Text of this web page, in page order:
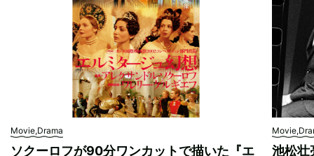
Movie,Drama
ソクーロフが90分ワンカットで描いた『エ
池松壮